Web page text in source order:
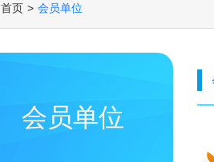
首页 > 会员单位
会员单位